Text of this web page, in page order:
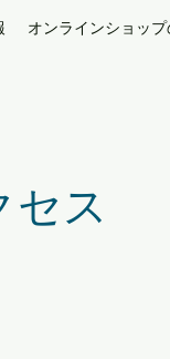
オンラインショッ
セス